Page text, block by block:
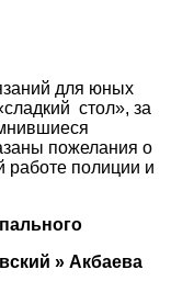
для юных
стол», за
пожелания о
работе полиции и
» Акбаева